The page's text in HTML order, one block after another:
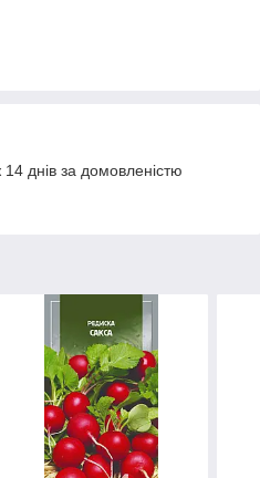
днів за домовленістю